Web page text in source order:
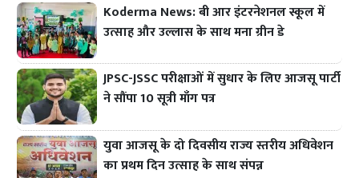
Koderma News: बी आर इंटरनेशनल स्कूल में
उत्साह और उल्लास के साथ मना ग्रीन डे
JPSC-JSSC परीक्षाओं में सुधार के लिए आजसू पार्टी
ने सौंपा 10 सूत्री माँग पत्र
युवा आजसू के दो दिवसीय राज्य स्तरीय अधिवेशन
का प्रथम दिन उत्साह के साथ संपन्न